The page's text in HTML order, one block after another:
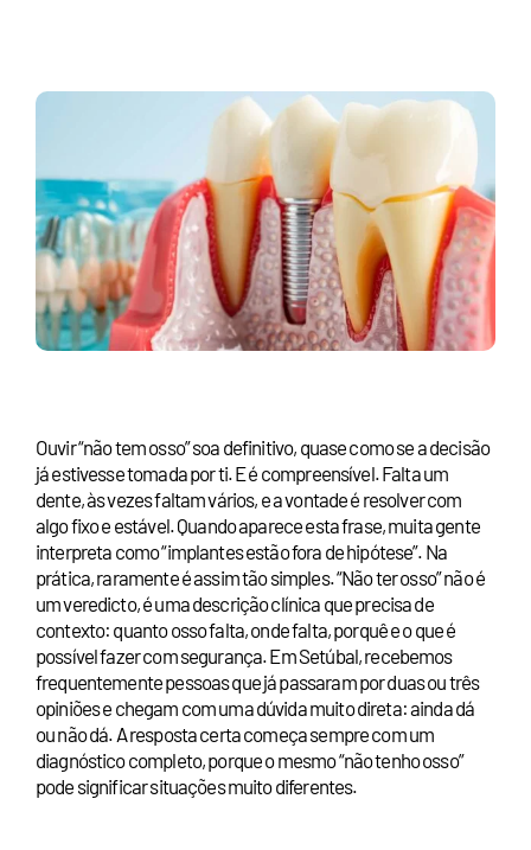
Ouvir “não tem osso” soa definitivo, quase como se a decisão
já estivesse tomada por ti. E é compreensível. Falta um
dente, às vezes faltam vários, e a vontade é resolver com
algo fixo e estável. Quando aparece esta frase, muita gente
interpreta como “implantes estão fora de hipótese”. Na
prática, raramente é assim tão simples. “Não ter osso” não é
um veredicto, é uma descrição clínica que precisa de
contexto: quanto osso falta, onde falta, porquê e o que é
possível fazer com segurança. Em Setúbal, recebemos
frequentemente pessoas que já passaram por duas ou três
opiniões e chegam com uma dúvida muito direta: ainda dá
ou não dá. A resposta certa começa sempre com um
diagnóstico completo, porque o mesmo “não tenho osso”
pode significar situações muito diferentes.